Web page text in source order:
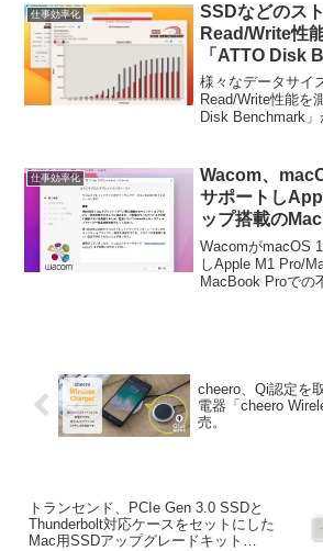
仕事効率化
SSDなどのス
Read/Write性
「ATTO Disk
Apple Silicon
ート。
様々なデータサイ
Read/Write性能を
Disk Benchmark
仕事効率化
Wacom、
サポートし
ップ搭載の
具合を修正し
イバ V6.3.45-1
WacomがmacOS
しApple M1 Pro/
MacBook Proでの
cheero、Qi認定を
電器「cheero
売。
トランセンド、PCIe Gen 3.0 SSDと
Thunderbolt対応ケースをセットにした
Mac用SSDアップグレードキット